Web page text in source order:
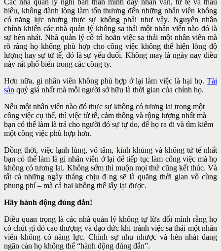
Các nhà quản lý nghĩ bản thân mình đầy nhân văn, tử tế và thấu
hiểu, không đành lòng làm tổn thương đến những nhân viên không
có năng lực nhưng thực sự không phải như vậy. Nguyên nhân
chính khiến các nhà quản lý không sa thải một nhân viên nào đó là
sự hèn nhát. Nhà quản lý cố trì hoãn việc sa thải một nhân viên mà
rõ ràng họ không phù hợp cho công việc không thể hiện lòng độ
lượng haysự tử tế, đó là sự yếu đuối. Không may là ngày nay điều
này rất phổ biến trong các công ty.
Hơn nữa, gi nhân viên không phù hợp ở lại làm việc là hại họ. Tài
sản quý giá nhất mà mỗi người sở hữu là thời gian của chính họ.
Nếu một nhân viên nào đó thực sự không có tương lai trong một
công việc cụ thể, thì việc tử tế, cảm thông và rộng lượng nhất mà
bạn có thể làm là trả cho người đó sự tự do, để họ ra đi và tìm kiếm
một công việc phù hợp hơn.
Đồng thời, việc lạnh lùng, vô tâm, kinh khủng và không tử tế nhất
bạn có thể làm là gi nhân viên ở lại để tiếp tục làm công việc mà họ
không có tương lai. Không sớm thì muộn mọi thứ cũng kết thúc. Và
tất cả những ngày tháng chịu đ ng sẽ là quãng thời gian vô cùng
phung phí – mà cả hai không thể lấy lại được.
Hãy hành động đúng đắn!
Điều quan trọng là các nhà quản lý không tự lừa dối mình rằng họ
có chút gì đó cao thượng và đạo đức khi tránh việc sa thải một nhân
viên không có năng lực. Chính sự nhu nhược và hèn nhát đang
ngăn cản họ không thể “hành động đúng đắn”.